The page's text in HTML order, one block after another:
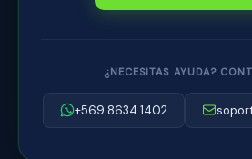
¿NECESITAS AYUDA?
+569 8634 1402